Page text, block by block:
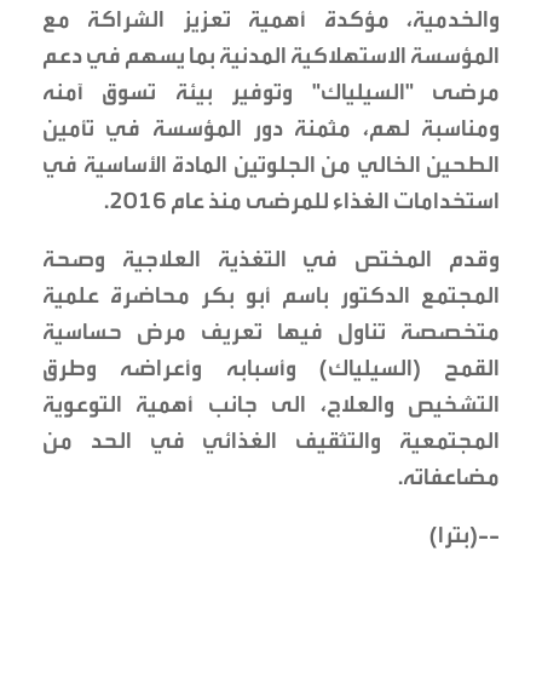
والخدمية، مؤكدة أهمية تعزيز الشراكة مع
المؤسسة الاستهلاكية المدنية بما يسهم في دعم
مرضى "السيلياك" وتوفير بيئة تسوق آمنه
ومناسبة لهم، مثمنة دور المؤسسة في تأمين
الطحين الخالي من الجلوتين المادة الأساسية في
استخدامات الغذاء للمرضى منذ عام 2016.
وقدم المختص في التغذية العلاجية وصحة
المجتمع الدكتور باسم أبو بكر محاضرة علمية
متخصصة تناول فيها تعريف مرض حساسية
القمح (السيلياك) وأسبابه وأعراضه وطرق
التشخيص والعلاج، الى جانب أهمية التوعوية
المجتمعية والتثقيف الغذائي في الحد من
مضاعفاته.
--(بترا)